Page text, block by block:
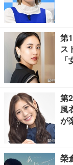
第
ス
第
風
が
榮